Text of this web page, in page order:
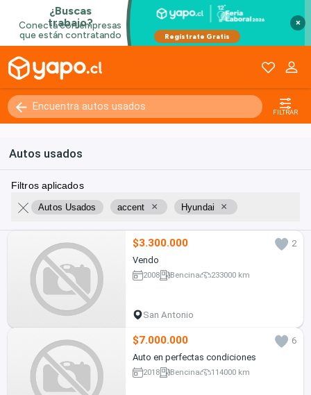
×
FILTRAR
Autos usados
Filtros aplicados
Autos Usados accent × Hyundai ×
$3.300.000
2
Vendo
2008 Bencina 233000 km
San Antonio
$7.000.000
6
Auto en perfectas condiciones
2018 Bencina 114000 km